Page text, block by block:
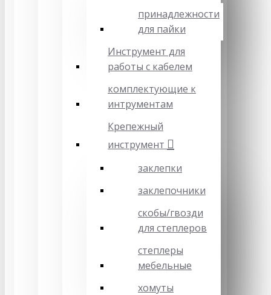
принадлежности
для пайки
Инструмент для
работы с кабелем
комплектующие к
интрументам
Крепежный
инструмент
заклепки
заклепочники
скобы/гвозди
для степлеров
степлеры
мебельные
хомуты